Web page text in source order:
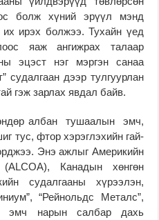
болж хүний эрүүл мэнд
их ирэх болжээ. Тухайн үед
яаж ангижрах талаар
эцэст нэг мэргэн санаа
судалгаан дээр тулгуурлан
гэж зар­лах явдал байв.
албан тушаалын эмч,
тус, фтор хэрэглэхийн гай­
Энэ ажлыг Америкийн
Канадын хөнгөн
судалгааны хүрээлэн,
“Рейнольдс Ме­талс”,
эмч нарын салбар дахь